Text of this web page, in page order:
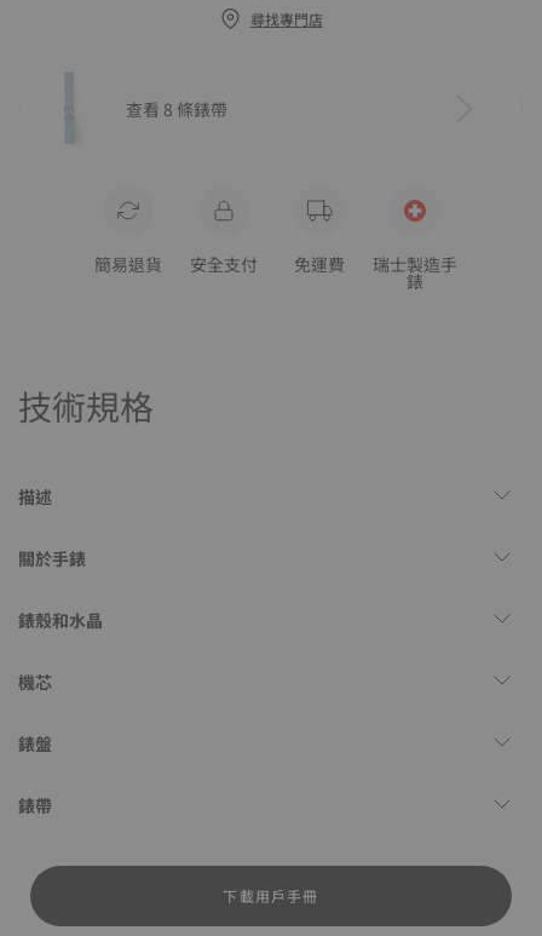
尋找專門店
查看 8 條錶帶
簡易退貨 安全支付 免運費 瑞士製造手
錶
技術規格
描述
關於手錶
錶殼和水晶
機芯
錶盤
錶帶
下載用戶手冊